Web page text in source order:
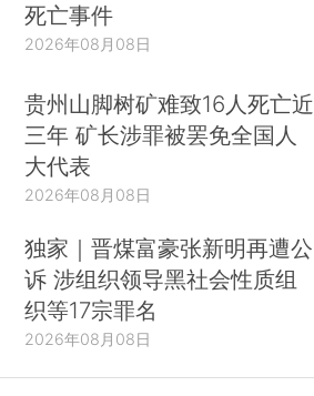
死亡事件
2026年08月08日
贵州山脚树矿难致16人死亡近
三年 矿长涉罪被罢免全国人
大代表
2026年08月08日
独家｜晋煤富豪张新明再遭公
诉 涉组织领导黑社会性质组
织等17宗罪名
2026年08月08日